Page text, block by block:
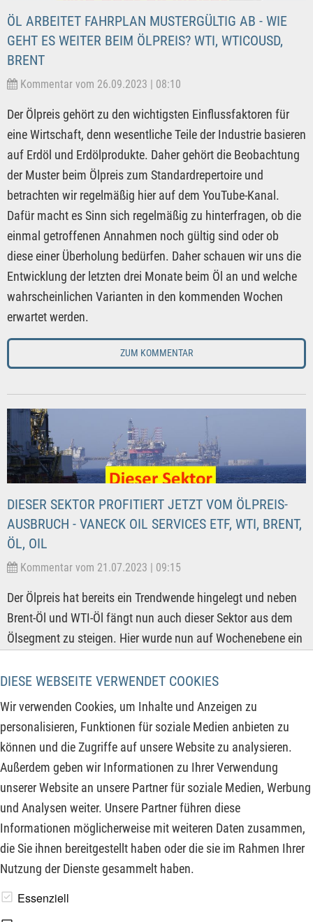
DIESE WEBSEITE VERWENDET COOKIES
Wir verwenden Cookies, um Inhalte und Anzeigen zu
personalisieren, Funktionen für soziale Medien anbieten zu
können und die Zugriffe auf unsere Website zu analysieren.
Außerdem geben wir Informationen zu Ihrer Verwendung
unserer Website an unsere Partner für soziale Medien, Werbung
und Analysen weiter. Unsere Partner führen diese
Informationen möglicherweise mit weiteren Daten zusammen,
die Sie ihnen bereitgestellt haben oder die sie im Rahmen Ihrer
Nutzung der Dienste gesammelt haben.
Essenziell
ÖL ARBEITET FAHRPLAN MUSTERGÜLTIG AB - WIE
GEHT ES WEITER BEIM ÖLPREIS? WTI, WTICOUSD,
BRENT
Kommentar vom 26.09.2023 | 08:10
Der Ölpreis gehört zu den wichtigsten Einflussfaktoren für
eine Wirtschaft, denn wesentliche Teile der Industrie basieren
auf Erdöl und Erdölprodukte. Daher gehört die Beobachtung
der Muster beim Ölpreis zum Standardrepertoire und
betrachten wir regelmäßig hier auf dem YouTube-Kanal.
Dafür macht es Sinn sich regelmäßig zu hinterfragen, ob die
einmal getroffenen Annahmen noch gültig sind oder ob
diese einer Überholung bedürfen. Daher schauen wir uns die
Entwicklung der letzten drei Monate beim Öl an und welche
wahrscheinlichen Varianten in den kommenden Wochen
erwartet werden.
ZUM KOMMENTAR
DIESER SEKTOR PROFITIERT JETZT VOM ÖLPREIS-
AUSBRUCH - VANECK OIL SERVICES ETF, WTI, BRENT,
ÖL, OIL
Kommentar vom 21.07.2023 | 09:15
Der Ölpreis hat bereits ein Trendwende hingelegt und neben
Brent-Öl und WTI-Öl fängt nun auch dieser Sektor aus dem
Ölsegment zu steigen. Hier wurde nun auf Wochenebene ein
bestätigt und das gibt platzt für einen Anstieg von bis zu 80
% in den kommenden Monaten. Um davon zu profitieren
habe ich euch neben den Aktiengesellschaften den ETF der
die wichtigsten Marktteilnehmer beinhaltet raus gesucht und
stelle ihn euch vor. Hinweis: Mit einer 3 % igen
Investitionsquote bin ich am ETF bereits investiert und
unterliegen damit einem Interessenkonflikt.
ZUM KOMMENTAR
www.derfinanzinvestor.de - © 2026 - Die Publikation für